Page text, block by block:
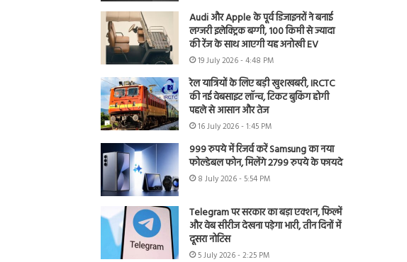
Audi और Apple के पूर्व डिजाइनरों ने बनाई
लग्जरी इलेक्ट्रिक बग्गी, 100 किमी से ज्यादा
की रेंज के साथ आएगी यह अनोखी EV
19 July 2026 - 4:48 PM
रेल यात्रियों के लिए बड़ी खुशखबरी, IRCTC
की नई वेबसाइट लॉन्च, टिकट बुकिंग होगी
पहले से आसान और तेज
16 July 2026 - 1:45 PM
999 रुपये में रिजर्व करें Samsung का नया
फोल्डेबल फोन, मिलेंगे 2799 रुपये के फायदे
8 July 2026 - 5:54 PM
Telegram पर सरकार का बड़ा एक्शन, फिल्में
और वेब सीरीज देखना पड़ेगा भारी, तीन दिनों में
दूसरा नोटिस
5 July 2026 - 2:25 PM